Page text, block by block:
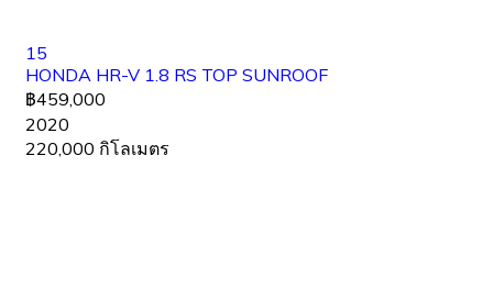
15
HONDA HR-V 1.8 RS TOP SUNROOF
฿459,000
2020
220,000 กิโลเมตร